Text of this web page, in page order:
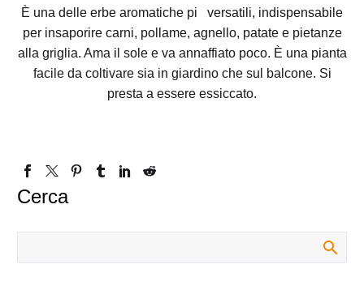
È una delle erbe aromatiche pi versatili, indispensabile
per insaporire carni, pollame, agnello, patate e pietanze
alla griglia. Ama il sole e va annaffiato poco. È una pianta
facile da coltivare sia in giardino che sul balcone. Si
presta a essere essiccato.
Cerca